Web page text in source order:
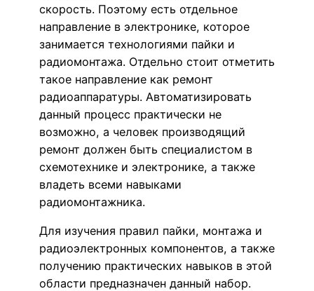
скорость. Поэтому есть отдельное
направление в электронике, которое
занимается технологиями пайки и
радиомонтажа. Отдельно стоит отметить
такое направление как ремонт
радиоаппаратуры. Автоматизировать
данный процесс практически не
возможно, а человек производящий
ремонт должен быть специалистом в
схемотехнике и электронике, а также
владеть всеми навыками
радиомонтажника.
Для изучения правил пайки, монтажа и
радиоэлектронных компонентов, а также
получению практических навыков в этой
области предназначен данный набор.